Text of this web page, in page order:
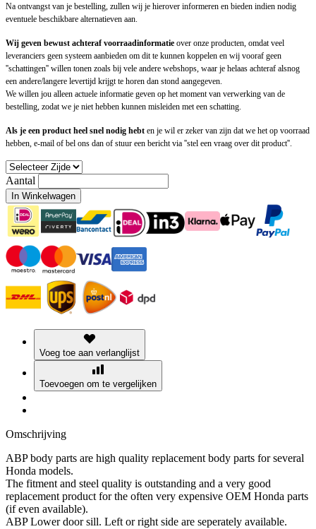
Na ontvangst van je bestelling, zullen wij je hierover informeren en bieden indien nodig
eventuele beschikbare alternatieven aan.
Wij geven bewust achteraf voorraadinformatie over onze producten, omdat veel
leveranciers geen systeem aanbieden om dit te kunnen koppelen en wij vooraf geen
''schattingen'' willen tonen zoals bij vele andere webshops, waar je helaas achteraf alsnog
een andere/langere levertijd krijgt te horen dan stond aangegeven.
We willen jou alleen actuele informatie geven op het moment van verwerking van de
bestelling, zodat we je niet hebben kunnen misleiden met een schatting.
Als je een product heel snel nodig hebt en je wil er zeker van zijn dat we het op voorraad
hebben, e-mail of bel ons dan of stuur een bericht via ''stel een vraag over dit product''.
Aantal
In Winkelwagen
Voeg toe aan verlanglijst
Toevoegen om te vergelijken
Omschrijving
ABP body parts are high quality replacement body parts for several
Honda models.
The fitment and steel quality is outstanding and a very good
replacement product for the often very expensive OEM Honda parts
(if even available).
ABP Lower door sill. Left or right side are seperately available.